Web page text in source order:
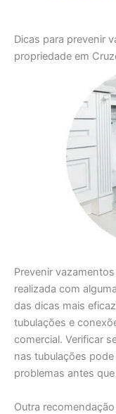
Dicas para prevenir
propriedade em
Prevenir
realizada com
das dicas mais
tubulações e
comercial. Verificar
nas tubulações
problemas antes
Outra